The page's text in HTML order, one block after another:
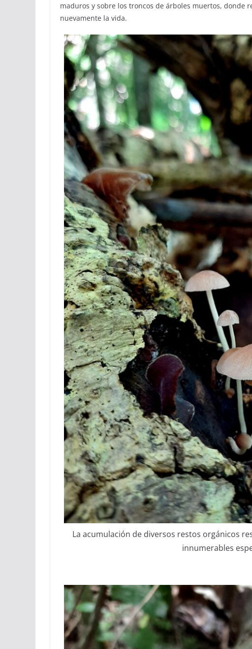
maduros y sobre los troncos de árboles muertos,
nuevamente la vida.
La acumulación de diversos restos orgánicos
innumerables